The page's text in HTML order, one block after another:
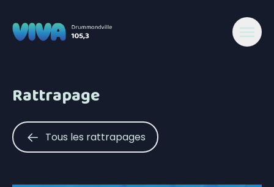
Rattrapage
Tous les rattrapages